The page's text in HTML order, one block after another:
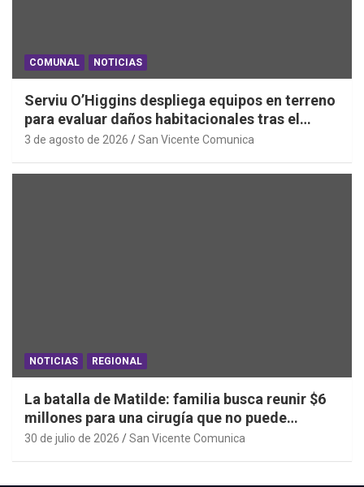
COMUNAL NOTICIAS
Serviu O’Higgins despliega equipos en terreno
para evaluar daños habitacionales tras el
Sistema Frontal
3 de agosto de 2026 San Vicente Comunica
NOTICIAS REGIONAL
La batalla de Matilde: familia busca reunir $6
millones para una cirugía que no puede
esperar
30 de julio de 2026 San Vicente Comunica